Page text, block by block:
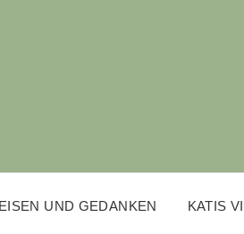
UND GEDANKEN KATIS